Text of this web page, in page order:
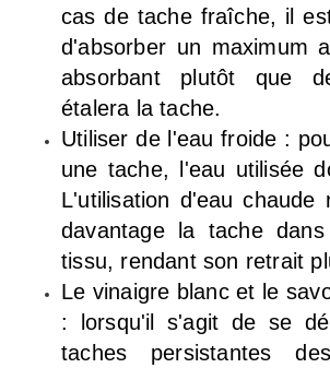
cas de tache fraîche, il
d'absorber un maximum
absorbant plutôt que
étalera la tache.
Utiliser de l'eau froide :
une tache, l'eau utilisée
L'utilisation d'eau chaude
davantage la tache
tissu, rendant son retrait
Le vinaigre blanc et le
: lorsqu'il s'agit de se
taches persistantes